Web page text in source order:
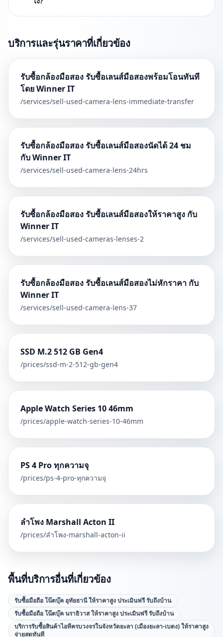
บริการและรุ่นราคาที่เกี่ยวข้อง
รับซื้อกล้องมือสอง รับซื้อเลนส์มือสองพร้อมโอนทันที
โดย Winner IT
/services/sell-used-camera-lens-immediate-transfer
รับซื้อกล้องมือสอง รับซื้อเลนส์มือสองนัดได้ 24 ชม
กับ Winner IT
/services/sell-used-camera-lens-24hrs
รับซื้อกล้องมือสอง รับซื้อเลนส์มือสองให้ราคาสูง กับ
Winner IT
/services/sell-used-cameras-lenses-2
รับซื้อกล้องมือสอง รับซื้อเลนส์มือสองไม่หักราคา กับ
Winner IT
/services/sell-used-camera-lens-37
SSD M.2 512 GB Gen4
/prices/ssd-m-2-512-gb-gen4
Apple Watch Series 10 46mm
/prices/apple-watch-series-10-46mm
PS 4 Pro ทุกความจุ
/prices/ps-4-pro-ทุกความจุ
ลำโพง Marshall Acton II
/prices/ลำโพง-marshall-acton-ii
พื้นที่บริการอื่นที่เกี่ยวข้อง
รับซื้อมือถือ โน๊ตบุ๊ค อุทัยธานี ให้ราคาสูง ประเมินฟรี รับถึงบ้าน
รับซื้อมือถือ โน๊ตบุ๊ค นราธิวาส ให้ราคาสูง ประเมินฟรี รับถึงบ้าน
บริการรับซื้อสินค้าไอทีครบวงจรในจังหวัดยะลา (เมืองยะลา-เบตง) ให้ราคาสูง
จ่ายสดทันที